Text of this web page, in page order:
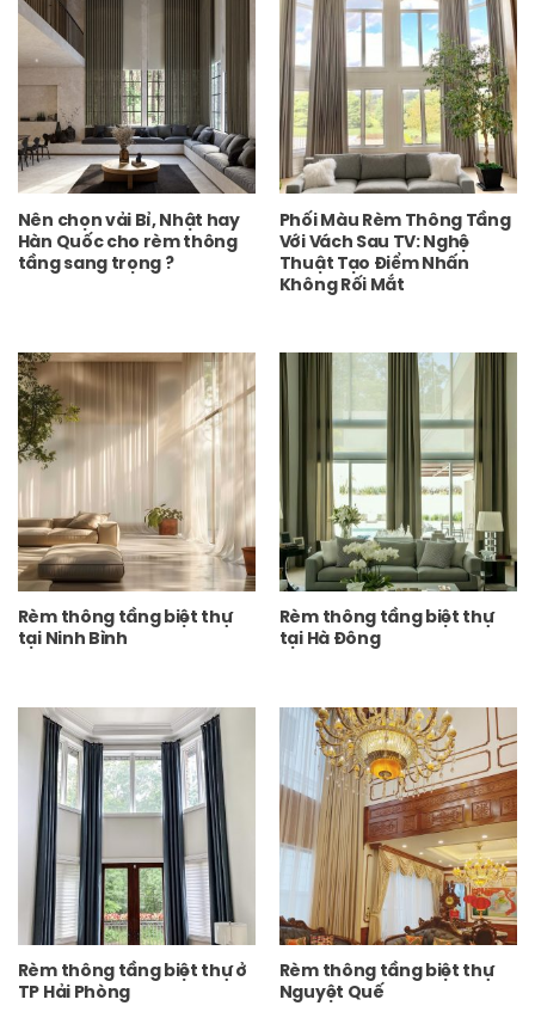
Nên chọn vải Bỉ, Nhật hay
Hàn Quốc cho rèm thông
tầng sang trọng ?
Phối Màu Rèm Thông Tầng
Với Vách Sau TV: Nghệ
Thuật Tạo Điểm Nhấn
Không Rối Mắt
Rèm thông tầng biệt thự
tại Ninh Bình
Rèm thông tầng biệt thự
tại Hà Đông
Rèm thông tầng biệt thự ở
TP Hải Phòng
Rèm thông tầng biệt thự
Nguyệt Quế